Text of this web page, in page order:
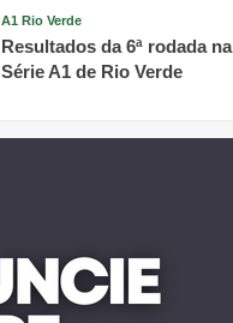
A1 Rio Verde
Resultados da 6ª rodada na
Série A1 de Rio Verde